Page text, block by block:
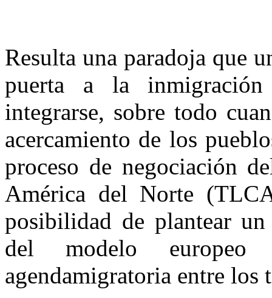
Resulta una paradoja que
puerta a la
integrarse, sobre todo
acercamiento de los
proceso de negociación
América del Norte
posibilidad de plantear
del modelo
agendamigratoria entre los